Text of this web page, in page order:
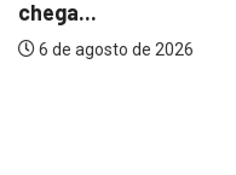
chega...
6 de agosto de 2026